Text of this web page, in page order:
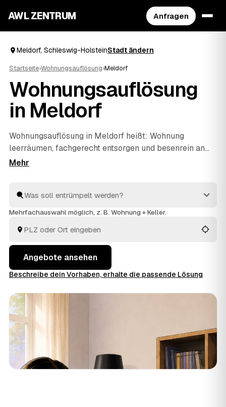
AWL ZENTRUM Anfragen
Meldorf, Schleswig-HolsteinStadt ändern
Startseite›Wohnungsauflösung›Meldorf
Wohnungsauflösung
in Meldorf
Wohnungsauflösung in Meldorf heißt: Wohnung
leerräumen, fachgerecht entsorgen und besenrein an
den Vermieter übergeben. Genau dafür finden Sie über
jeden einzeln anzuschreiben, stellen Sie eine Anfrage
und erhalten mehrere Festpreis-Angebote
in Meldorf undHeideund
Mehrfachauswahl möglich, z. B. Wohnung + Keller.
Angebote ansehen
Beschreibe dein Vorhaben, erhalte die passende Lösung